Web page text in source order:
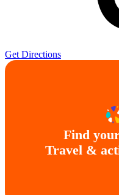
Get Directions
Find
Travel &